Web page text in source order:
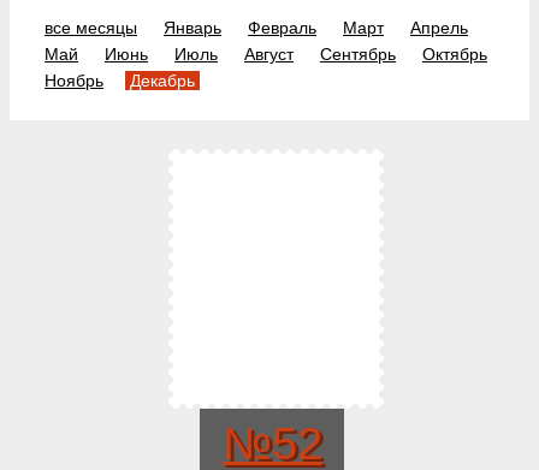
все месяцы Январь Февраль Март
Апрель
Май
Июнь Июль Август Сентябрь
Октябрь
Ноябрь
Декабрь
№52